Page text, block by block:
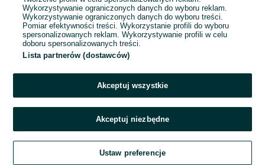
Wykorzystywanie ograniczonych danych do wyboru reklam.
Wykorzystywanie ograniczonych danych do wyboru treści.
Pomiar efektywności treści. Wykorzystanie profili do wyboru
spersonalizowanych reklam. Wykorzystywanie profili w celu
doboru spersonalizowanych treści.
Lista partnerów (dostawców)
Akceptuj wszystkie
Akceptuj niezbędne
Ustaw preferencje